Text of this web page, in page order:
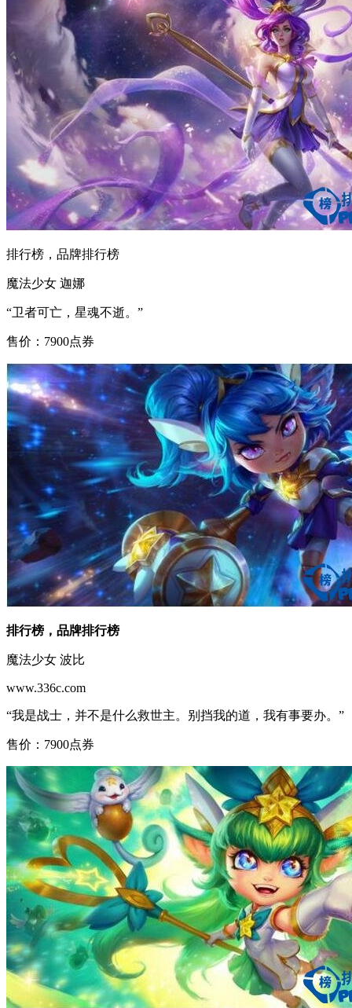
排行榜，品牌排行榜
魔法少女 迦娜
“卫者可亡，星魂不逝。”
售价：7900点券
排行榜，品牌排行榜
魔法少女 波比
www.336c.com
“我是战士，并不是什么救世主。别挡我的道，我有事要办。”
售价：7900点券